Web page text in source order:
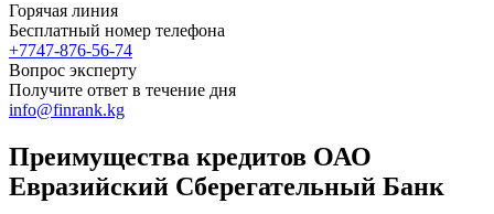
Горячая линия
Бесплатный номер телефона
+7747-876-56-74
Вопрос эксперту
Получите ответ в течение дня
info@finrank.kg
Преимущества кредитов ОАО
Евразийский Сберегательный Банк